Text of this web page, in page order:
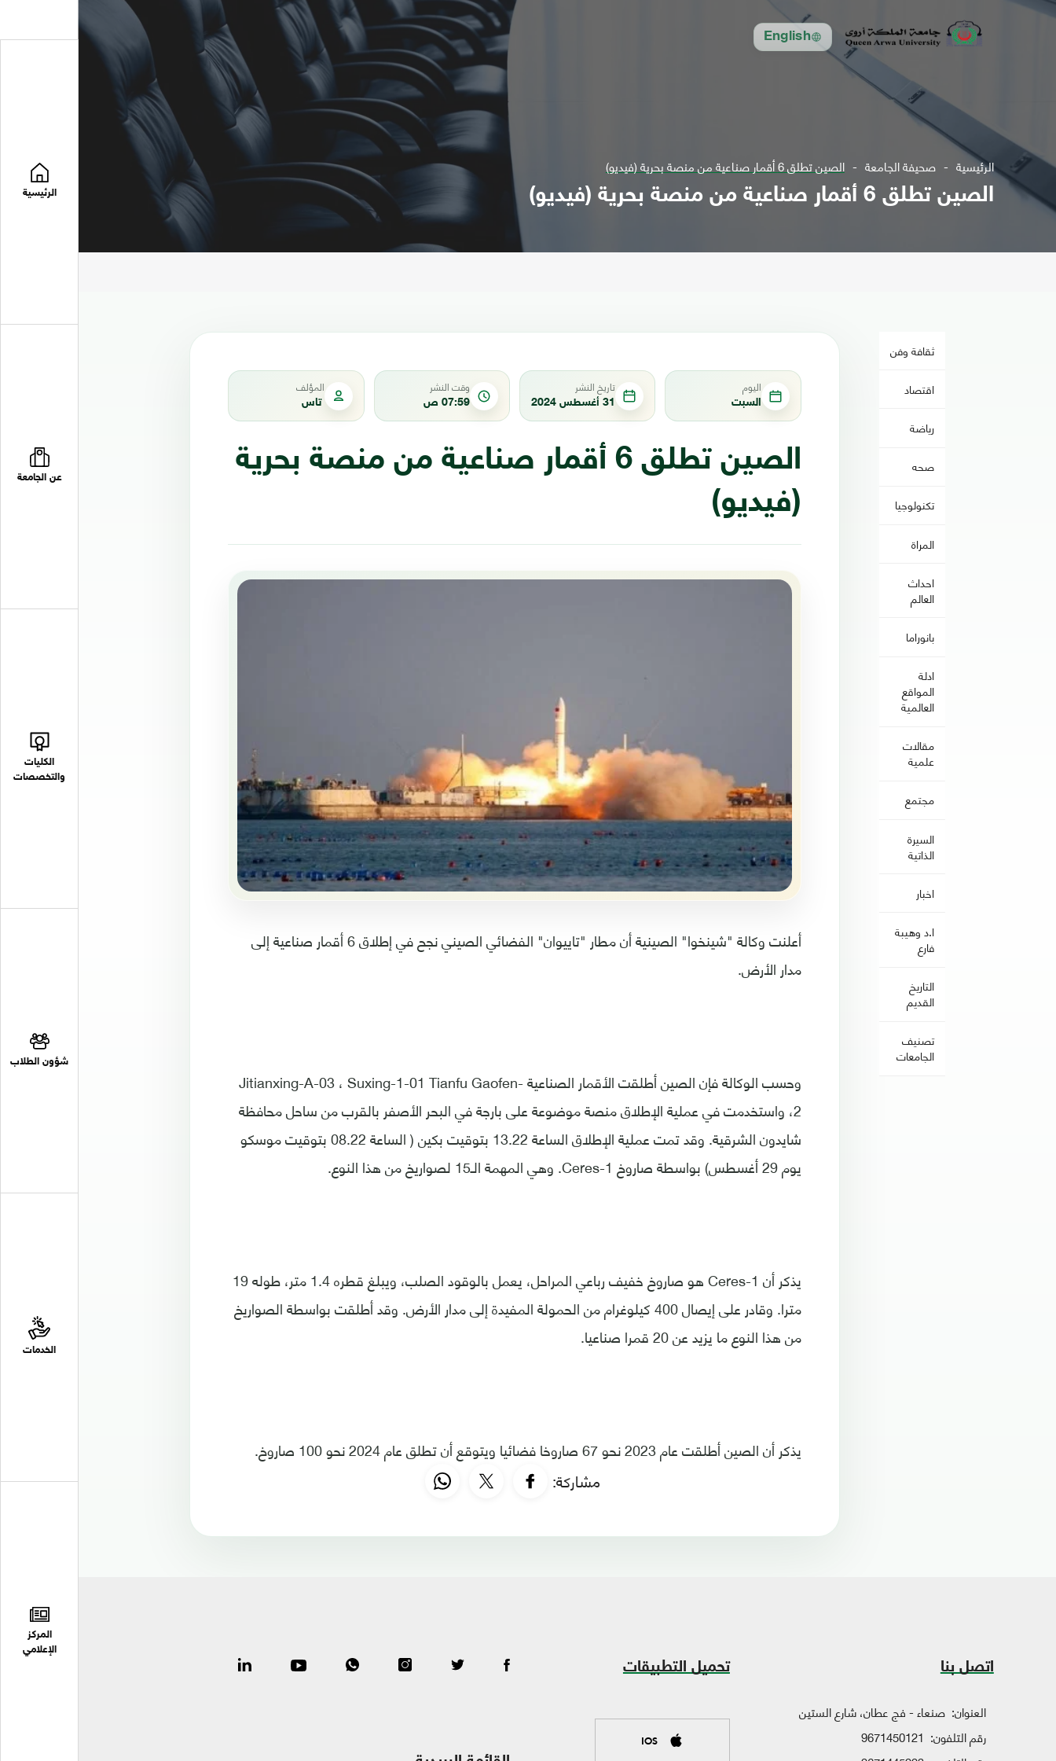
English
الرئيسية
عن الجامعة
الكليات
والتخصصات
شؤون الطلاب
الخدمات
المركز
الإعلامي
الرئيسية صحيفة الجامعة الصين تطلق 6 أقمار صناعية من منصة بحرية (فيديو)
الصين تطلق 6 أقمار صناعية من منصة بحرية (فيديو)
ثقافة وفن
اقتصاد
رياضة
صحه
تكنولوجيا
المراة
احداث
العالم
بانوراما
ادلة
المواقع
العالمية
مقالات
علمية
مجتمع
السيرة
الذاتية
اخبار
ا.د وهيبة
فارع
التاريخ
القديم
تصنيف
الجامعات
اليوم
السبت
تاريخ النشر
31 أغسطس 2024
وقت النشر
07:59 ص
المؤلف
تاس
الصين تطلق 6 أقمار صناعية من منصة بحرية
(فيديو)
أعلنت وكالة "شينخوا" الصينية أن مطار "تاييوان" الفضائي الصيني نجح في إطلاق 6 أقمار صناعية إلى
مدار الأرض.
وحسب الوكالة فإن الصين أطلقت الأقمار الصناعية Jitianxing-A-03 ، Suxing-1-01 Tianfu Gaofen-
2، واستخدمت في عملية الإطلاق منصة موضوعة على بارجة في البحر الأصفر بالقرب من ساحل محافظة
شايدون الشرقية. وقد تمت عملية الإطلاق الساعة 13.22 بتوقيت بكين ( الساعة 08.22 بتوقيت موسكو
يوم 29 أغسطس) بواسطة صاروخ Ceres-1. وهي المهمة الـ15 لصواريخ من هذا النوع.
يذكر أن Ceres-1 هو صاروخ خفيف رباعي المراحل، يعمل بالوقود الصلب، ويبلغ قطره 1.4 متر، طوله 19
مترا. وقادر على إيصال 400 كيلوغرام من الحمولة المفيدة إلى مدار الأرض. وقد أطلقت بواسطة الصواريخ
من هذا النوع ما يزيد عن 20 قمرا صناعيا.
يذكر أن الصين أطلقت عام 2023 نحو 67 صاروخا فضائيا ويتوقع أن تطلق عام 2024 نحو 100 صاروخ.
مشاركة:
اتصل بنا
العنوان: صنعاء - فج عطان، شارع الستين
رقم التلفون: 9671450121
تحميل التطبيقات
IOS